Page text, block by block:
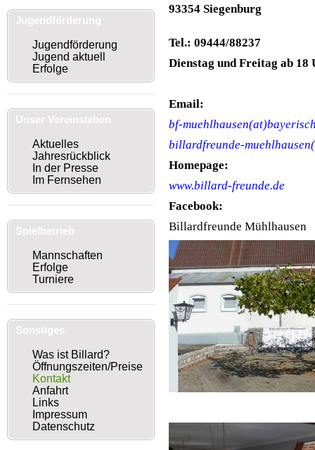
Jugendförderung
Jugendförderung
Jugend aktuell
Erfolge
Unser Vereinsleben
Aktuelles
Jahresrückblick
In der Presse
Im Fernsehen
Spielbetrieb
Mannschaften
Erfolge
Turniere
Sonstiges
Was ist Billard?
Öffnungszeiten/Preise
Kontakt
Anfahrt
Links
Impressum
Datenschutz
93354 Siegenburg
Tel.: 09444/88237
Dienstag und Freitag ab 18
Email:
bf-
billardfreunde-
Homepage:
www.billard-freunde.de
Facebook:
Billardfreunde Mühlhausen